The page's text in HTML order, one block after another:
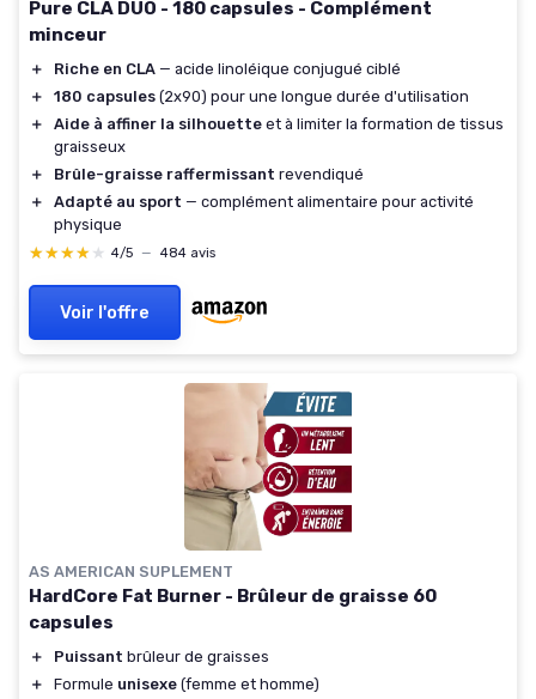
Pure CLA DUO - 180 capsules - Complément
minceur
＋ Riche en CLA — acide linoléique conjugué ciblé
＋
180 capsules (2x90) pour une longue durée d'utilisation
＋
Aide à affiner la silhouette et à limiter la formation de tissus
graisseux
＋
Brûle-graisse raffermissant revendiqué
＋
Adapté au sport — complément alimentaire pour activité
physique
★★★★★
★★★★★ 4/5 — 484 avis
Voir l'offre
AS AMERICAN SUPLEMENT
HardCore Fat Burner - Brûleur de graisse 60
capsules
＋ Puissant brûleur de graisses
＋
Formule unisexe (femme et homme)